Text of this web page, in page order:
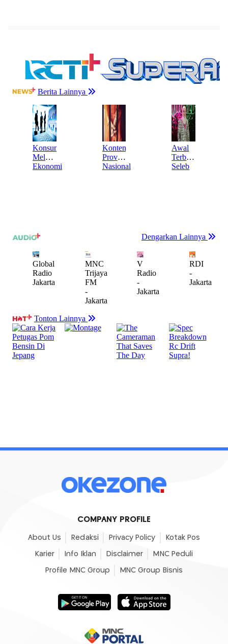
COMPANY PROFILE
About Us Redaksi Privacy Policy Kotak Pos
Karier Info Iklan Disclaimer MNC Peduli
Profile MNC Group MNC Group Bisnis